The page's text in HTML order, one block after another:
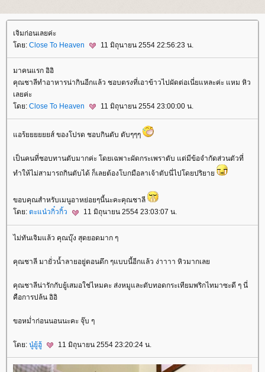
เจิมก่อนเลยค่ะ
ดย: Close To Heaven 11 มิถุนายน 2554 22:56:23 น.
มาคนแรก อิอิ
คุณชาลีทำอาหารน่ากินอีกแล้ว ชอบตรงที่เอาข้าวไปผัดต่อเนี่ยแหละค่ะ แหม หิว
เลยค่ะ
ดย: Close To Heaven 11 มิถุนายน 2554 23:00:00 น.
อร้ยยยยยยส์ ของโปรด ชอบกินตับ ตับๆๆๆ
เป็นคนที่ชอบทานตับมากค่ะ โดยเฉพาะผัดกระเพราตับ แต่มีข้อจำกัดส่วนตัวที่
ทำให้ไม่สามารถกินตับได้ ก็เลยต้องโบกมือลาเจ้าตับนี่ไปโดยปริยา
ขอบคุณสำหรับเมนูอาหย่อยๆนี้นะคะคุณชาลี
ดย: ตะแน๋วกิ๋วกิ้ว 11 มิถุนายน 2554 23:03:07 น.
ไม่ทันเจิมแล้ว คุณบุ๊ง สุดยอดมาก ๆ
คุณชาลี มายั่วน้ำลายอยู่ตอนดึก ๆแบบนี้อีกแล้ว ง่าาาา หิวมากเล
คุณชาลีน่ารักกับยู้เสมอใช่ไหมคะ ส่งหมูและตับทอดกระเทียมพริกไทมาซะดี ๆ นี่
คือการปล้น อิอิ
ขอหม่ำก่อนนอนนะคะ จุ๊บ ๆ
ดย: นู๋ยู้ฮู้ 11 มิถุนายน 2554 23:20:24 น.